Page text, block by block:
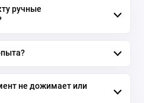
ручные
не дожимает или